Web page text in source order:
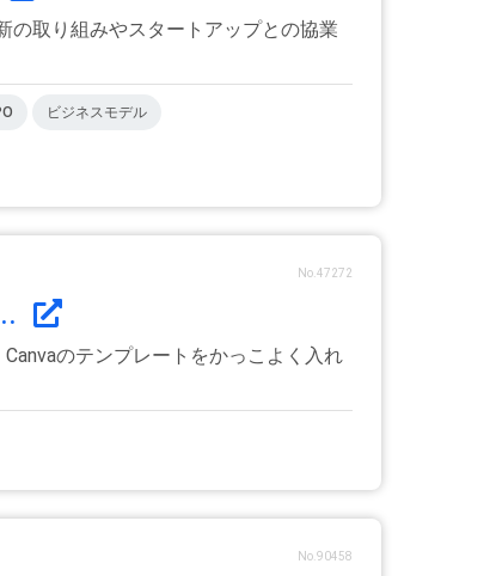
の取り組みやスタートアップとの協業
ビジネスモデル
No.47272
のテンプレートをかっこよく入れ
No.90458